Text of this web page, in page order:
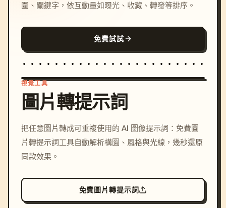
圍、關鍵字，依互動量如曝光、收藏、轉發等排序。
免費試試
c, cyberpunk sunset, neon
colors, 8k --v 6.0
視覺工具
圖片轉提示詞
把任意圖片轉成可重複使用的 AI 圖像提示詞：免費圖
片轉提示詞工具自動解析構圖、風格與光線，幾秒還原
同款效果。
免費圖片轉提示詞